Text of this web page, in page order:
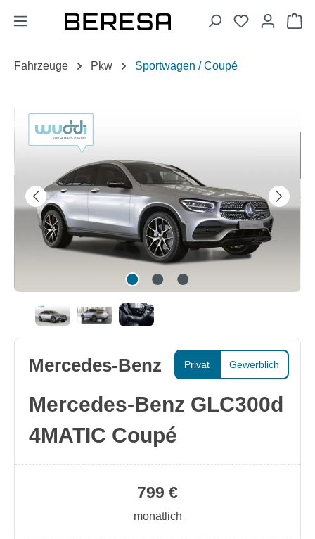
springen
Fahrzeuge Pkw Sportwagen / Coupé
Bildergalerie überspringen
Privat Gewerblich
Mercedes-Benz
Mercedes-Benz GLC300d
4MATIC Coupé
799 €
monatlich